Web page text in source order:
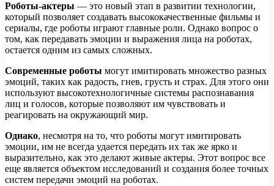
Роботы-актеры — это новый этап в развитии технологии,
который позволяет создавать высококачественные фильмы и
сериалы, где роботы играют главные роли. Однако вопрос о
том, как передавать эмоции и выражения лица на роботах,
остается одним из самых сложных.
Современные роботы могут имитировать множество разных
эмоций, таких как радость, гнев, грусть и страх. Для этого они
используют высокотехнологичные системы распознавания
лиц и голосов, которые позволяют им чувствовать и
реагировать на окружающий мир.
Однако, несмотря на то, что роботы могут имитировать
эмоции, им не всегда удается передать их так же ярко и
выразительно, как это делают живые актеры. Этот вопрос все
еще является объектом исследований и создания более точных
систем передачи эмоций на роботах.